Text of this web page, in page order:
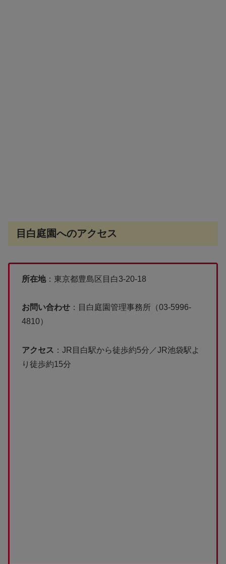
目白庭園へのアクセス
所在地：東京都豊島区目白3-20-18
お問い合わせ ：目白庭園管理事務所（03-5996-
4810）
アクセス ：JR目白駅から徒歩約5分／JR池袋駅よ
り徒歩約15分